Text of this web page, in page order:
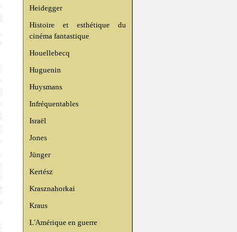
Heidegger
Histoire et esthétique du
cinéma fantastique
Houellebecq
Huguenin
Huysmans
Infréquentables
Israël
Jones
Jünger
Kertész
Krasznahorkai
Kraus
L'Amérique en guerre